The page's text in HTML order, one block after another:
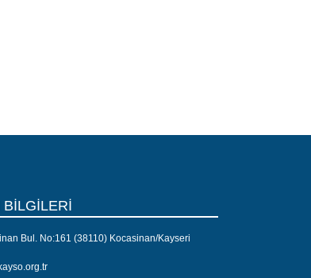
BİLGİLERİ
Bul. No:161 (38110) Kocasinan/Kayseri